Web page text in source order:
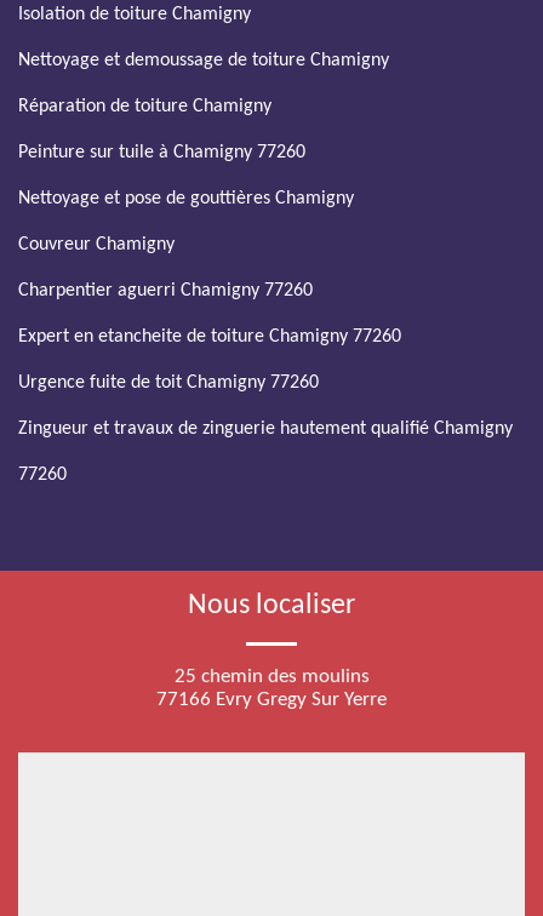
Isolation de toiture Chamigny
Nettoyage et demoussage de toiture Chamigny
Réparation de toiture Chamigny
Peinture sur tuile à Chamigny 77260
Nettoyage et pose de gouttières Chamigny
Couvreur Chamigny
Charpentier aguerri Chamigny 77260
Expert en etancheite de toiture Chamigny 77260
Urgence fuite de toit Chamigny 77260
Zingueur et travaux de zinguerie hautement qualifié Chamigny
77260
Nous localiser
25 chemin des moulins
77166 Evry Gregy Sur Yerre